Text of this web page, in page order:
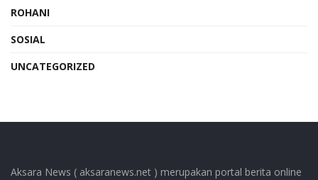
ROHANI
SOSIAL
UNCATEGORIZED
Aksara News ( aksaranews.net ) merupakan portal berita online